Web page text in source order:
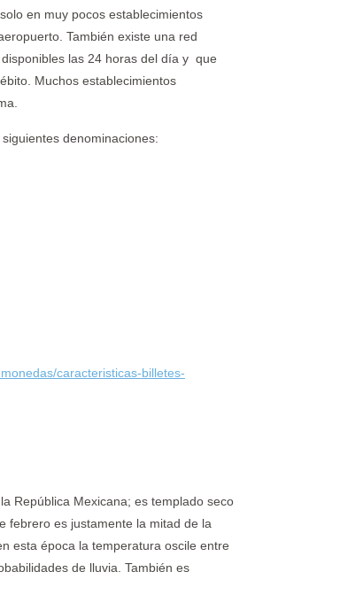
en muy pocos establecimientos
También existe una red
las 24 horas del día y que
Muchos establecimientos
denominaciones:
caracteristicas-billetes-
República Mexicana; es templado seco
febrero es justamente la mitad de la
esta época la temperatura oscile entre
de lluvia. También es